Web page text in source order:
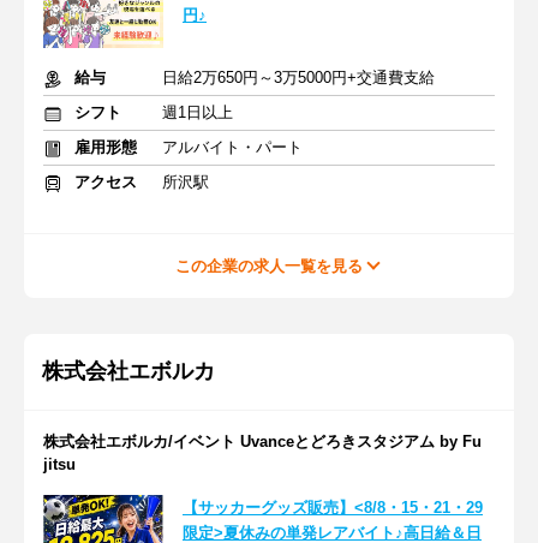
円♪
給与
日給2万650円～3万5000円+交通費支給
シフト
週1日以上
雇用形態
アルバイト・パート
アクセス
所沢駅
この企業の求人一覧を見る
株式会社エボルカ
株式会社エボルカ/イベント Uvanceとどろきスタジアム by Fu
jitsu
【サッカーグッズ販売】<8/8・15・21・29
限定>夏休みの単発レアバイト♪高日給＆日